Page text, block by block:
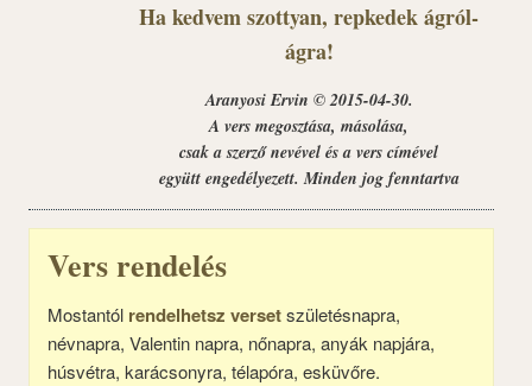
Ha kedvem szottyan, repkedek ágról-
ágra!
Aranyosi Ervin © 2015-04-30.
A vers megosztása, másolása,
csak a szerző nevével és a vers címével
együtt engedélyezett. Minden jog fenntartva
Vers rendelés
Mostantól rendelhetsz versetszületésnapra,
névnapra, Valentin napra, nőnapra, anyák napjára,
húsvétra, karácsonyra, télapóra, esküvőre.